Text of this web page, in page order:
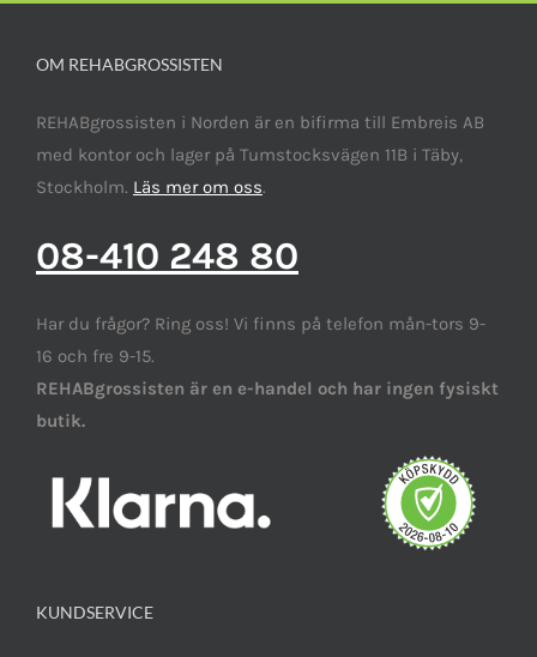
OM REHABGROSSISTEN
REHABgrossisten i Norden är en bifirma till Embreis AB
med kontor och lager på Tumstocksvägen 11B i Täby,
Stockholm. Läs mer om oss.
08-410 248 80
Har du frågor? Ring oss! Vi finns på telefon mån-tors 9-
16 och fre 9-15.
REHABgrossisten är en e-handel och har ingen fysiskt
butik.
KUNDSERVICE